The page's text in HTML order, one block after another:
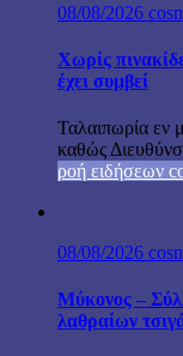
08/08/2026
Χωρίς
έχει συμβεί
Ταλαιπωρία εν
καθώς
ροή ειδήσεων
08/08/2026
Μύκονος –
λαθραίων